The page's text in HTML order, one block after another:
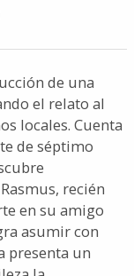
de una
el relato al
locales. Cuenta
de séptimo
recién
en su amigo
asumir con
presenta un